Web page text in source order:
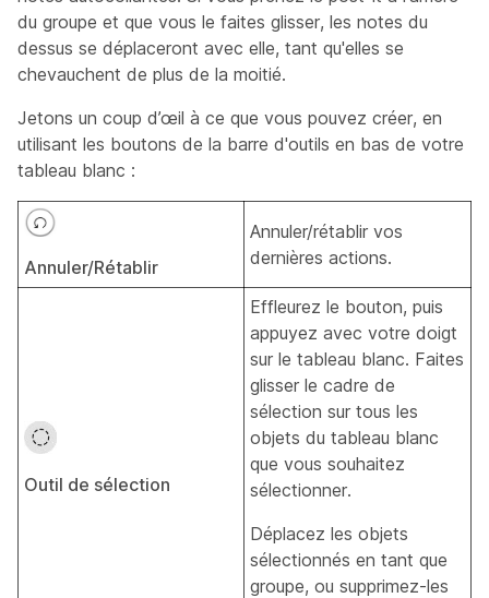
du groupe et que vous le faites glisser, les notes du
dessus se déplaceront avec elle, tant qu'elles se
chevauchent de plus de la moitié.
Jetons un coup d’œil à ce que vous pouvez créer, en
utilisant les boutons de la barre d'outils en bas de votre
tableau blanc :
Annuler/Rétablir
Annuler/rétablir vos
dernières actions.
Outil de sélection
Effleurez le bouton, puis
appuyez avec votre doigt
sur le tableau blanc. Faites
glisser le cadre de
sélection sur tous les
objets du tableau blanc
que vous souhaitez
sélectionner.
Déplacez les objets
sélectionnés en tant que
groupe, ou supprimez-les